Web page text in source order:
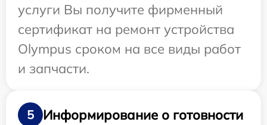
услуги Вы получите фирменный
сертификат на ремонт устройства
Olympus сроком на все виды работ
и запчасти.
5
Информирование о готовности